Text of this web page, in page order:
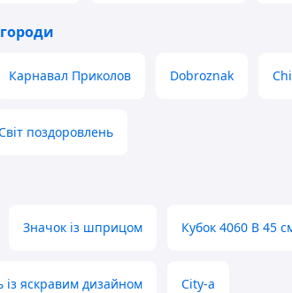
Карнавал Приколов Dobroznak
поздоровлень
Значок із шприцом Кубок 4060 В 45
із яскравим дизайном City-a